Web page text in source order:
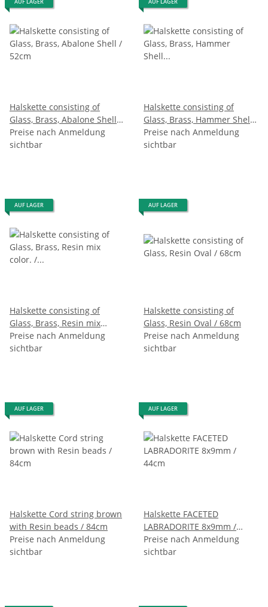
Halskette consisting of
Glass, Brass, Abalone Shell /
52cm
Preise nach Anmeldung
sichtbar
Halskette consisting of
Glass, Brass, Hammer Shell
(cracking) / 58cm
Preise nach Anmeldung
sichtbar
AUF LAGER
Halskette consisting of
Glass, Brass, Resin mix
color. / 48cm
Preise nach Anmeldung
sichtbar
AUF LAGER
Halskette consisting of
Glass, Resin Oval / 68cm
Preise nach Anmeldung
sichtbar
AUF LAGER
Halskette Cord string brown
with Resin beads / 84cm
Preise nach Anmeldung
sichtbar
AUF LAGER
Halskette FACETED
LABRADORITE 8x9mm /
44cm
Preise nach Anmeldung
sichtbar